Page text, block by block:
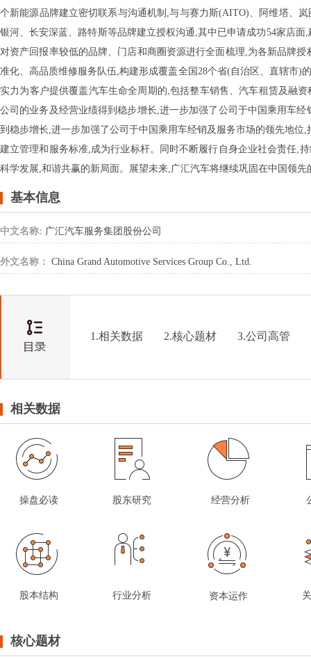
个新能源品牌建立密切联系与沟通机制,与与赛力斯(AITO)、阿维塔、
银河、长安深蓝、路特斯等品牌建立授权沟通,其中已申请成功54家店
对资产回报率较低的品牌、门店和商圈资源进行全面梳理,为各新品牌
准化、高品质维修服务队伍,构建形成覆盖全国28个省(自治区、直辖市
实力为客户提供覆盖汽车生命全周期的,包括整车销售、汽车租赁及融
公司的业务及经营业绩得到稳步增长,进一步加强了公司于中国乘用车
到稳步增长,进一步加强了公司于中国乘用车经销及服务市场的领先地
建立管理和服务标准,成为行业标杆。同时不断履行自身企业社会责任,
科学发展,和谐共赢的新局面。展望未来,广汇汽车将继续巩固在中国领
基本信息
中文名称: 广汇汽车服务集团股份公司
外文名称： China Grand Automotive Services Group Co., Ltd.
1.相关数据 2.核心题材 3.公司高管
相关数据
操盘必读 股东研究 经营分析
股本结构 行业分析 资本运作
核心题材